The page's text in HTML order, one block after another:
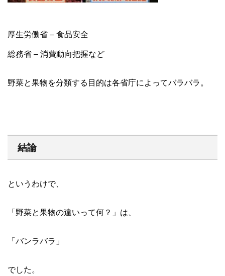
厚生労働省 – 食品安全
総務省 – 消費動向把握など
野菜と果物を分類する目的は各省庁によってバラバラ。
結論
というわけで、
「野菜と果物の違いって何？」は、
「バンラバラ」
でした。